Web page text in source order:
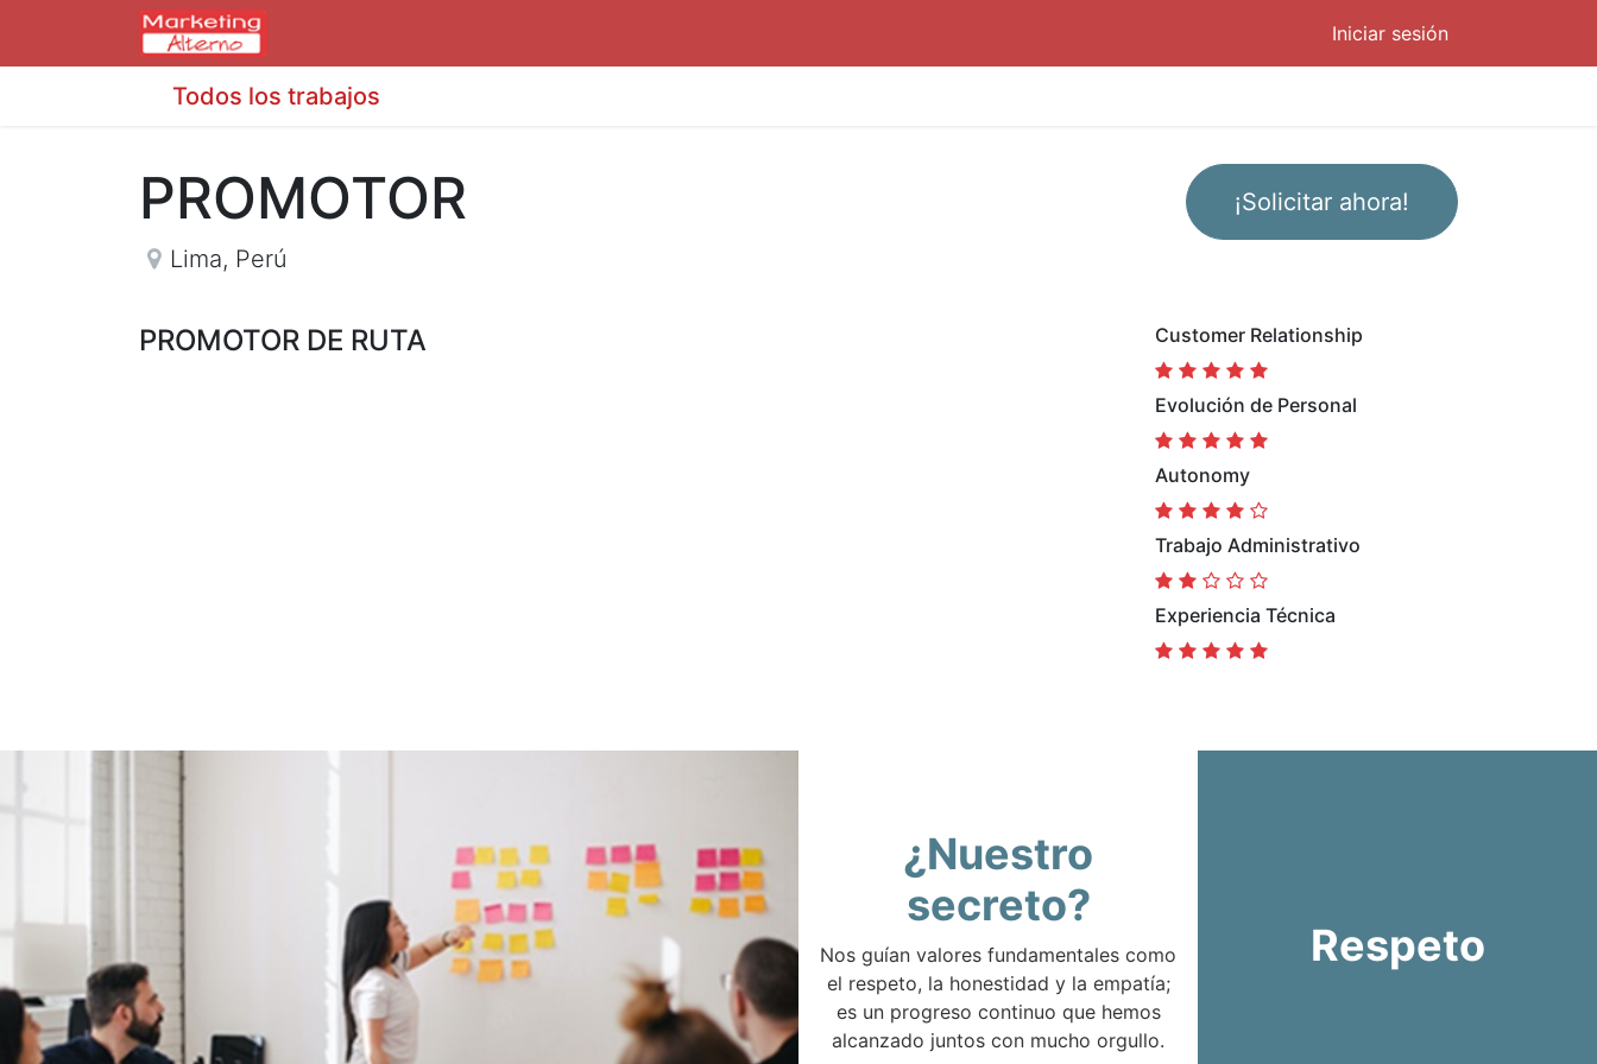
Iniciar sesión
Todos los trabajos
¡Solicitar ahora!
PROMOTOR
Lima, Perú
PROMOTOR DE RUTA Customer Relationship
Evolución de Personal
Autonomy
Trabajo Administrativo
Experiencia Técnica
¿Nuestro
secreto?
Nos guían valores fundamentales como
el respeto, la honestidad y la empatía;
es un progreso continuo que hemos
alcanzado juntos con mucho orgullo.
Respeto